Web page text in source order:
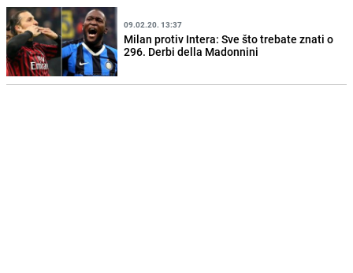
09.02.20. 13:37
Milan protiv Intera: Sve što trebate znati o
296. Derbi della Madonnini